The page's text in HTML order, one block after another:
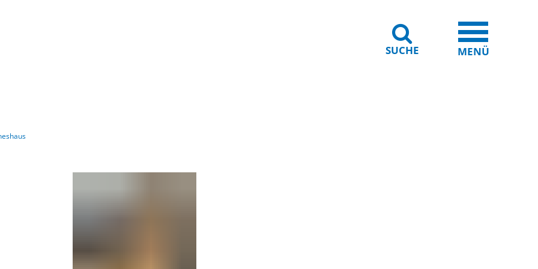
SUCHE MENÜ